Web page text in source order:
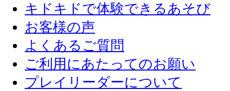
キドキドで体験できるあそび
お客様の声
よくあるご質問
ご利用にあたってのお願い
プレイリーダーについて